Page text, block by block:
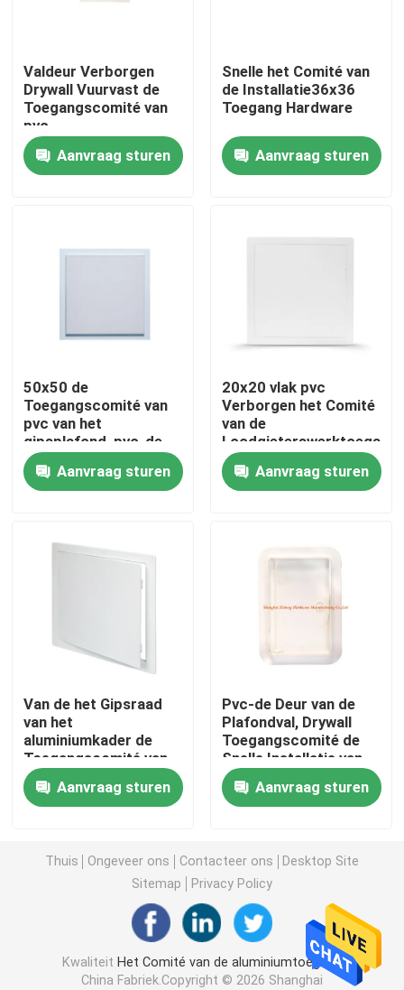
Huis
Producten
Ongeveer ons
Verzoek om een Citaat
Het Comité van de aluminiumtoegang
Drywall toebehoren
Pvc-Toegangscomité
Metalen onderdelen Stempelen
De Klem van de de lenteklem
staaldraad
Valdeur Verborgen
Drywall Vuurvast de
Toegangscomité van
pvc
Aanvraag sturen
Snelle het Comité van
de Installatie36x36
Toegang Hardware
Aanvraag sturen
50x50 de
Toegangscomité van
pvc van het
gipsplafond, pvc-de
deur van de plafondval
Aanvraag sturen
20x20 vlak pvc
Verborgen het Comité
van de
Loodgieterswerktoegang
gestalte gegeven
vierkantAanvraag sturen
Van de het Gipsraad
van het
aluminiumkader de
Toegangscomité van
pvc, de
Toegangscomité van
de
Aanvraag sturen
Pvc-de Deur van de
Plafondval, Drywall
Toegangscomité de
Snelle Installatie van
Menards voor
Huisveiligheid
Aanvraag sturen
Thuis Ongeveer ons Contacteer ons
Desktop Site
Sitemap
Privacy Policy
Kwaliteit Het Comité van de aluminiumtoegang
China Fabriek.Copyright © 2026 Shanghai